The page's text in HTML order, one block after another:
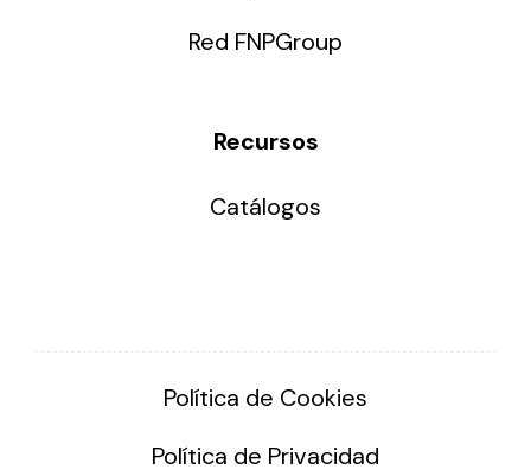
Red FNPGroup
Recursos
Catálogos
Política de Cookies
Política de Privacidad